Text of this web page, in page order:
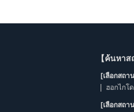
【ค้นหา
[เลือกสถา
ฮอกไกโด
[เลือกสถ